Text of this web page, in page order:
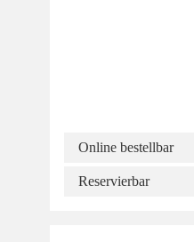
Online bestellbar
Reservierbar